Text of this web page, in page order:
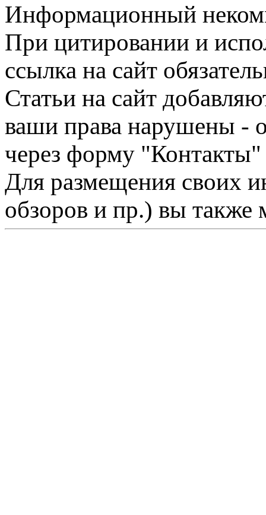
Информационный
При цитировании и
ссылка на сайт
Статьи на сайт
ваши права нарушены -
через форму "Контакты"
Для размещения своих
обзоров и пр.) вы также